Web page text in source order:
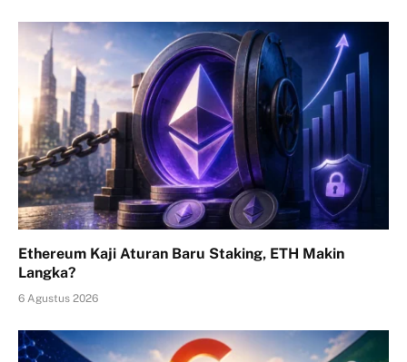
Ethereum Kaji Aturan Baru Staking, ETH Makin
Langka?
6 Agustus 2026